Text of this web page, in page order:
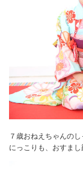
７歳おねえちゃんの
にっこりも、おすま